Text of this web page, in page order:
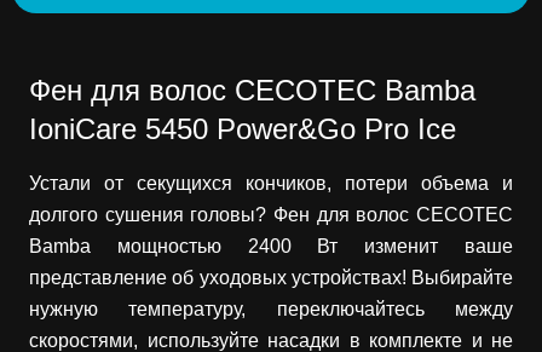
Фен для волос CECOTEC Bamba
IoniCare 5450 Power&Go Pro Ice
Устали от секущихся кончиков, потери объема и
долгого сушения головы? Фен для волос CECOTEC
Bamba мощностью 2400 Вт изменит ваше
представление об уходовых устройствах! Выбирайте
нужную температуру, переключайтесь между
скоростями, используйте насадки в комплекте и не